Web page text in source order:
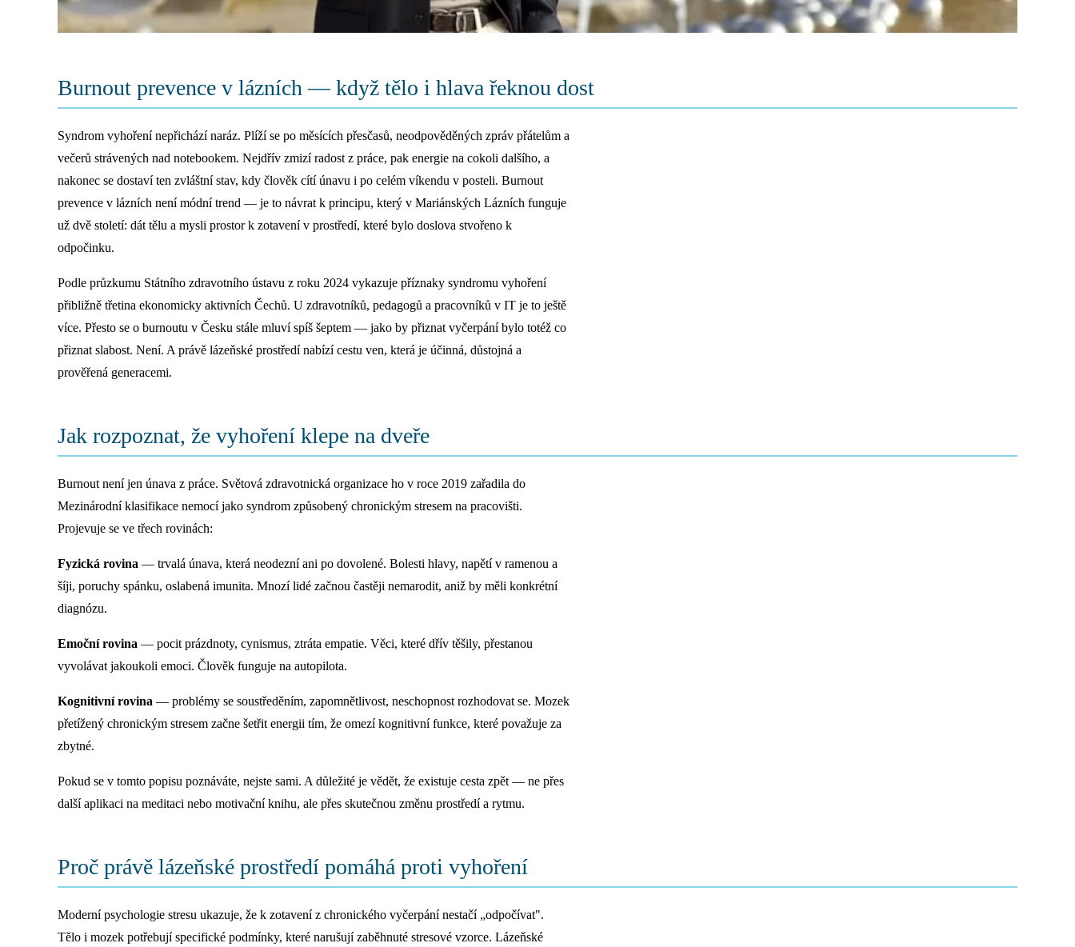
Burnout prevence v lázních — když tělo i hlava řeknou dost
Syndrom vyhoření nepřichází naráz. Plíží se po měsících přesčasů, neodpověděných zpráv přátelům a
večerů strávených nad notebookem. Nejdřív zmizí radost z práce, pak energie na cokoli dalšího, a
nakonec se dostaví ten zvláštní stav, kdy člověk cítí únavu i po celém víkendu v posteli. Burnout
prevence v lázních není módní trend — je to návrat k principu, který v Mariánských Lázních funguje
už dvě století: dát tělu a mysli prostor k zotavení v prostředí, které bylo doslova stvořeno k
odpočinku.
Podle průzkumu Státního zdravotního ústavu z roku 2024 vykazuje příznaky syndromu vyhoření
přibližně třetina ekonomicky aktivních Čechů. U zdravotníků, pedagogů a pracovníků v IT je to ještě
více. Přesto se o burnoutu v Česku stále mluví spíš šeptem — jako by přiznat vyčerpání bylo totéž co
přiznat slabost. Není. A právě lázeňské prostředí nabízí cestu ven, která je účinná, důstojná a
prověřená generacemi.
Jak rozpoznat, že vyhoření klepe na dveře
Burnout není jen únava z práce. Světová zdravotnická organizace ho v roce 2019 zařadila do
Mezinárodní klasifikace nemocí jako syndrom způsobený chronickým stresem na pracovišti.
Projevuje se ve třech rovinách:
Fyzická rovina — trvalá únava, která neodezní ani po dovolené. Bolesti hlavy, napětí v ramenou a
šíji, poruchy spánku, oslabená imunita. Mnozí lidé začnou častěji nemarodit, aniž by měli konkrétní
diagnózu.
Emoční rovina — pocit prázdnoty, cynismus, ztráta empatie. Věci, které dřív těšily, přestanou
vyvolávat jakoukoli emoci. Člověk funguje na autopilota.
Kognitivní rovina — problémy se soustředěním, zapomnětlivost, neschopnost rozhodovat se. Mozek
přetížený chronickým stresem začne šetřit energii tím, že omezí kognitivní funkce, které považuje za
zbytné.
Pokud se v tomto popisu poznáváte, nejste sami. A důležité je vědět, že existuje cesta zpět — ne přes
další aplikaci na meditaci nebo motivační knihu, ale přes skutečnou změnu prostředí a rytmu.
Proč právě lázeňské prostředí pomáhá proti vyhoření
Moderní psychologie stresu ukazuje, že k zotavení z chronického vyčerpání nestačí „odpočívat".
Tělo i mozek potřebují specifické podmínky, které narušují zaběhnuté stresové vzorce. Lázeňské